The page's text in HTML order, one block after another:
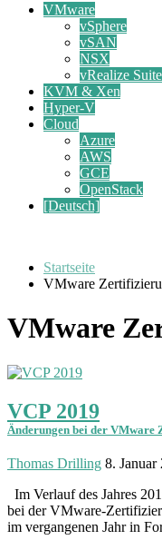
VMware
vSphere
vSAN
NSX
vRealize Suite
KVM & Xen
Hyper-V
Cloud
Azure
AWS
GCE
OpenStack
[Deutsch]
Startseite
VMware
VMware
VCP 2019
Änderungen bei der VMware
Thomas Drilling 8. Januar
Im Verlauf des Jahres
bei der VMware-
im vergangenen Jahr in